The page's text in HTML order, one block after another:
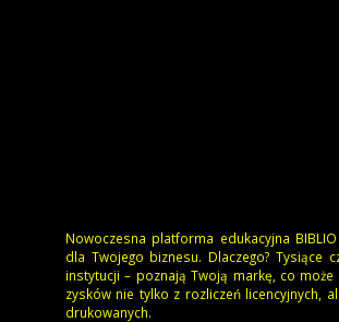
Nowoczesna platforma edukacyjna
dla Twojego biznesu. Dlaczego? Tysiące
instytucji – poznają Twoją markę, co
zysków nie tylko z rozliczeń licencyjnych,
drukowanych.